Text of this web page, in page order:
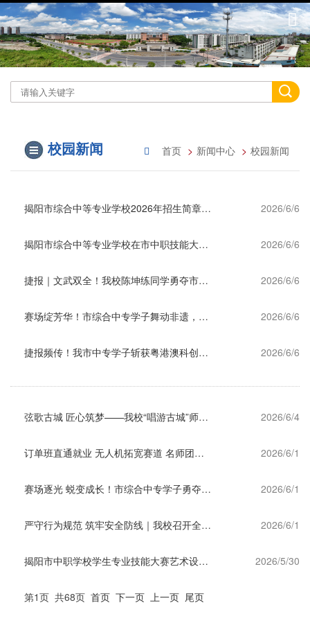
校园新闻 首页 新闻中心 校园新闻
揭阳市综合中等专业学校2026年招生简章及报名指引 2026/6/6
揭阳市综合中等专业学校在市中职技能大赛中斩获多项佳绩 2026/6/6
捷报｜文武双全！我校陈坤练同学勇夺市级武术双项冠军 2026/6/6
赛场绽芳华！市综合中专学子舞动非遗，传承潮汕文脉 2026/6/6
捷报频传！我市中专学子斩获粤港澳科创大赛微电影项目双一等奖 2026/6/6
弦歌古城 匠心筑梦——我校“唱游古城”师生音乐会精彩上演 2026/6/4
订单班直通就业 无人机拓宽赛道 名师团赋能成才——市综合中专构建全方位育人新格局 2026/6/1
赛场逐光 蜕变成长！市综合中专学子勇夺市级跆拳道锦标赛冠军 2026/6/1
严守行为规范 筑牢安全防线｜我校召开全体外宿走读生会议 2026/6/1
揭阳市中职学校学生专业技能大赛艺术设计赛项圆满举办 2026/5/30
第1页 共68页 首页 下一页 上一页 尾页